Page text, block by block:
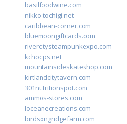
basilfoodwine.com
nikko-tochigi.net
caribbean-corner.com
bluemoongiftcards.com
rivercitysteampunkexpo.com
kchoops.net
mountainsideskateshop.com
kirtlandcitytavern.com
301nutritionspot.com
ammos-stores.com
loceanecreations.com
birdsongridgefarm.com